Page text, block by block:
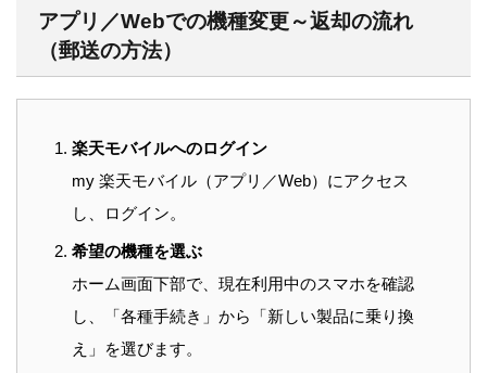
アプリ／Webでの機種変更～返却の流れ
（郵送の方法）
楽天モバイルへのログイン
my 楽天モバイル（アプリ／Web）にアクセス
し、ログイン。
希望の機種を選ぶ
ホーム画面下部で、現在利用中のスマホを確認
し、「各種手続き」から「新しい製品に乗り換
え」を選びます。